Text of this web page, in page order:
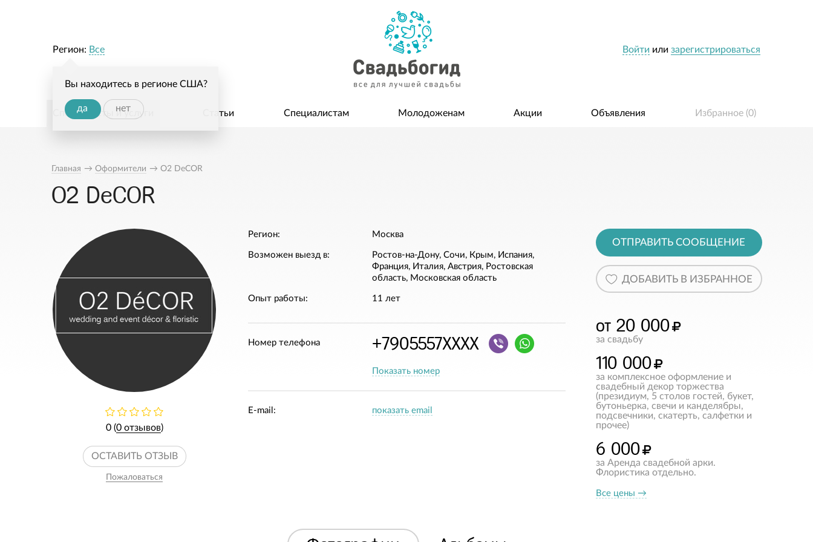
Войти или зарегистрироваться
Регион: Все
Вы находитесь в регионе США?
да нет
Специалисты и услуги Статьи Специалистам Молодоженам Акции Объявления Избранное (0)
Главная → Оформители → O2 DeCOR
O2 DeCOR
0 (0 отзывов)
ОСТАВИТЬ ОТЗЫВ
Пожаловаться
Регион: Москва
Возможен выезд в:
Ростов-на-Дону, Сочи, Крым, Испания,
Франция, Италия, Австрия, Ростовская
область, Московская область
Опыт работы: 11 лет
Номер телефона +7905557XXXX
Показать номер
E-mail: показать email
ОТПРАВИТЬ СООБЩЕНИЕ
ДОБАВИТЬ В ИЗБРАННОЕ
от 20 000
за свадьбу
110 000
за комплексное оформление и
свадебный декор торжества
(президиум, 5 столов гостей, букет,
бутоньерка, свечи и канделябры,
подсвечники, скатерть, салфетки и
прочее)
6 000
за Аренда свадебной арки.
Флористика отдельно.
Все цены →